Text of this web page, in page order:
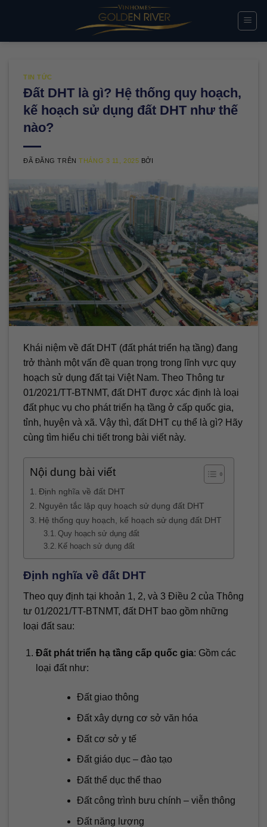
TIN TỨC
Đất DHT là gì? Hệ thống quy hoạch,
kế hoạch sử dụng đất DHT như thế
nào?
ĐÃ ĐĂNG TRÊNTHÁNG 3 11, 2025 BỞI
Khái niệm về đất DHT (đất phát triển hạ tầng) đang
trở thành một vấn đề quan trọng trong lĩnh vực quy
hoạch sử dụng đất tại Việt Nam. Theo Thông tư
01/2021/TT-BTNMT, đất DHT được xác định là loại
đất phục vụ cho phát triển hạ tầng ở cấp quốc gia,
tỉnh, huyện và xã. Vậy thì, đất DHT cụ thể là gì? Hãy
cùng tìm hiểu chi tiết trong bài viết này.
Nội dung bài viết
Định nghĩa về đất DHT
Nguyên tắc lập quy hoạch sử dụng đất DHT
Hệ thống quy hoạch, kế hoạch sử dụng đất DHT
Quy hoạch sử dụng đất
Kế hoạch sử dụng đất
Định nghĩa về đất DHT
Theo quy định tại khoản 1, 2, và 3 Điều 2 của Thông
tư 01/2021/TT-BTNMT, đất DHT bao gồm những
loại đất sau:
Đất phát triển hạ tầng cấp quốc gia: Gồm các
loại đất như:
Đất giao thông
Đất xây dựng cơ sở văn hóa
Đất cơ sở y tế
Đất giáo dục – đào tạo
Đất thể dục thể thao
Đất công trình bưu chính – viễn thông
Đất năng lượng